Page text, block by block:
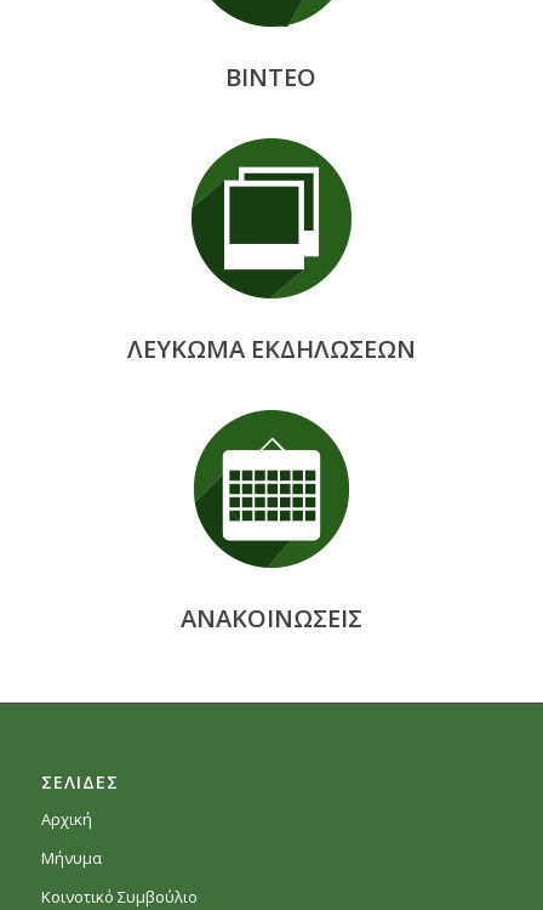
ΒΙΝΤΕΟ
ΛΕΥΚΩΜΑ ΕΚΔΗΛΩΣΕΩΝ
ΑΝΑΚΟΙΝΩΣΕΙΣ
ΣΕΛΙΔΕΣ
Αρχική
Μήνυμα
Κοινοτικό Συμβούλιο